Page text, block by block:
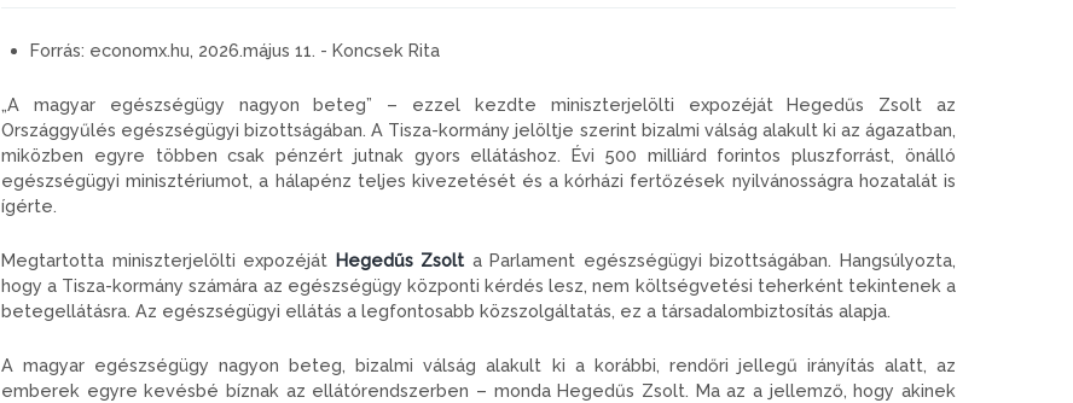
Forrás: economx.hu, 2026.május 11. - Koncsek Rita
„A magyar egészségügy nagyon beteg” – ezzel kezdte miniszterjelölti expozéját Hegedűs Zsolt az
Országgyűlés egészségügyi bizottságában. A Tisza-kormány jelöltje szerint bizalmi válság alakult ki az ágazatban,
miközben egyre többen csak pénzért jutnak gyors ellátáshoz. Évi 500 milliárd forintos pluszforrást, önálló
egészségügyi minisztériumot, a hálapénz teljes kivezetését és a kórházi fertőzések nyilvánosságra hozatalát is
ígérte.
Megtartotta miniszterjelölti expozéját Hegedűs Zsolt a Parlament egészségügyi bizottságában. Hangsúlyozta,
hogy a Tisza-kormány számára az egészségügy központi kérdés lesz, nem költségvetési teherként tekintenek a
betegellátásra. Az egészségügyi ellátás a legfontosabb közszolgáltatás, ez a társadalombiztosítás alapja.
A magyar egészségügy nagyon beteg, bizalmi válság alakult ki a korábbi, rendőri jellegű irányítás alatt, az
emberek egyre kevésbé bíznak az ellátórendszerben – monda Hegedűs Zsolt. Ma az a jellemző, hogy akinek